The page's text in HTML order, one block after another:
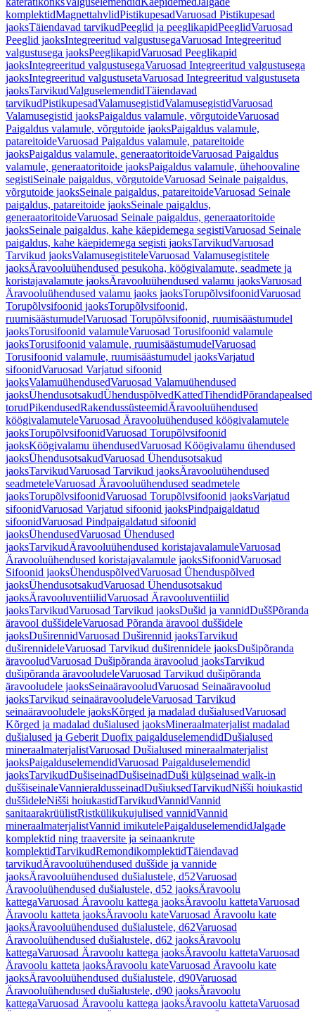
komplektidMagnettahvlidPistikupesadVaruosad Pistikupesad
jaoksTäiendavad tarvikudPeeglid ja peeglikapidPeeglidVaruosad
Peeglid jaoksIntegreeritud valgustusegaVaruosad Integreeritud
valgustusega jaoksPeeglikapidVaruosad Peeglikapid
jaoksIntegreeritud valgustusegaVaruosad Integreeritud valgustusega
jaoksIntegreeritud valgustusetaVaruosad Integreeritud valgustuseta
jaoksTarvikudValguselemendidTäiendavad
tarvikudPistikupesadValamusegistidValamusegistidVaruosad
Valamusegistid jaoksPaigaldus valamule, võrgutoideVaruosad
Paigaldus valamule, võrgutoide jaoksPaigaldus valamule,
patareitoideVaruosad Paigaldus valamule, patareitoide
jaoksPaigaldus valamule, generaatoritoideVaruosad Paigaldus
valamule, generaatoritoide jaoksPaigaldus valamule, ühehoovaline
segistiSeinale paigaldus, võrgutoideVaruosad Seinale paigaldus,
võrgutoide jaoksSeinale paigaldus, patareitoideVaruosad Seinale
paigaldus, patareitoide jaoksSeinale paigaldus,
generaatoritoideVaruosad Seinale paigaldus, generaatoritoide
jaoksSeinale paigaldus, kahe käepidemega segistiVaruosad Seinale
paigaldus, kahe käepidemega segisti jaoksTarvikudVaruosad
Tarvikud jaoksValamusegistiteleVaruosad Valamusegistitele
jaoksÄravooluühendused pesukoha, köögivalamute, seadmete ja
koristajavalamute jaoksÄravooluühendused valamu jaoksVaruosad
Äravooluühendused valamu jaoks jaoksTorupõlvsifoonidVaruosad
Torupõlvsifoonid jaoksTorupõlvsifoonid,
ruumisäästumudelVaruosad Torupõlvsifoonid, ruumisäästumudel
jaoksTorusifoonid valamuleVaruosad Torusifoonid valamule
jaoksTorusifoonid valamule, ruumisäästumudelVaruosad
Torusifoonid valamule, ruumisäästumudel jaoksVarjatud
sifoonidVaruosad Varjatud sifoonid
jaoksValamuühendusedVaruosad Valamuühendused
jaoksÜhendusotsakudÜhenduspõlvedKattedTihendidPõrandapealsed
torudPikendusedRakendussüsteemidÄravooluühendused
köögivalamuteleVaruosad Äravooluühendused köögivalamutele
jaoksTorupõlvsifoonidVaruosad Torupõlvsifoonid
jaoksKöögivalamu ühendusedVaruosad Köögivalamu ühendused
jaoksÜhendusotsakudVaruosad Ühendusotsakud
jaoksTarvikudVaruosad Tarvikud jaoksÄravooluühendused
seadmeteleVaruosad Äravooluühendused seadmetele
jaoksTorupõlvsifoonidVaruosad Torupõlvsifoonid jaoksVarjatud
sifoonidVaruosad Varjatud sifoonid jaoksPindpaigaldatud
sifoonidVaruosad Pindpaigaldatud sifoonid
jaoksÜhendusedVaruosad Ühendused
jaoksTarvikudÄravooluühendused koristajavalamuleVaruosad
Äravooluühendused koristajavalamule jaoksSifoonidVaruosad
Sifoonid jaoksÜhenduspõlvedVaruosad Ühenduspõlved
jaoksÜhendusotsakudVaruosad Ühendusotsakud
jaoksÄravooluventiilidVaruosad Äravooluventiilid
jaoksTarvikudVaruosad Tarvikud jaoksDušid ja vannidDuššPõranda
äravool duššideleVaruosad Põranda äravool duššidele
jaoksDuširennidVaruosad Duširennid jaoksTarvikud
duširennideleVaruosad Tarvikud duširennidele jaoksDušipõranda
äravooludVaruosad Dušipõranda äravoolud jaoksTarvikud
dušipõranda äravooludeleVaruosad Tarvikud dušipõranda
äravooludele jaoksSeinaäravooludVaruosad Seinaäravoolud
jaoksTarvikud seinaäravooludeleVaruosad Tarvikud
seinaäravooludele jaoksKõrged ja madalad dušialusedVaruosad
Kõrged ja madalad dušialused jaoksMineraalmaterjalist madalad
dušialused ja Geberit Duofix paigalduselemendidDušialused
mineraalmaterjalistVaruosad Dušialused mineraalmaterjalist
jaoksPaigalduselemendidVaruosad Paigalduselemendid
jaoksTarvikudDušiseinadDušiseinadDuši külgseinad walk-in
duššiseinaleVannieraldusseinadDušiuksedTarvikudNišši hoiukastid
duššideleNišši hoiukastidTarvikudVannidVannid
sanitaarakrüülistRistkülikukujulised vannidVannid
mineraalmaterjalistVannid imikutelePaigalduselemendidJalgade
komplektid ning traaversite ja seinaankrute
komplektidTarvikudRemondikomplektidTäiendavad
tarvikudÄravooluühendused duššide ja vannide
jaoksÄravooluühendused dušialustele, d52Varuosad
Äravooluühendused dušialustele, d52 jaoksÄravoolu
kattegaVaruosad Äravoolu kattega jaoksÄravoolu kattetaVaruosad
Äravoolu katteta jaoksÄravoolu kateVaruosad Äravoolu kate
jaoksÄravooluühendused dušialustele, d62Varuosad
Äravooluühendused dušialustele, d62 jaoksÄravoolu
kattegaVaruosad Äravoolu kattega jaoksÄravoolu kattetaVaruosad
Äravoolu katteta jaoksÄravoolu kateVaruosad Äravoolu kate
jaoksÄravooluühendused dušialustele, d90Varuosad
Äravooluühendused dušialustele, d90 jaoksÄravoolu
kattegaVaruosad Äravoolu kattega jaoksÄravoolu kattetaVaruosad